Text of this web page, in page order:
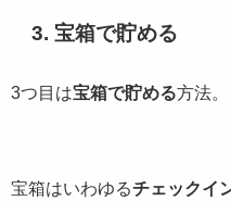
3. 宝箱で貯める
3つ目は宝箱で貯める方法。
宝箱はいわゆるチェックイ